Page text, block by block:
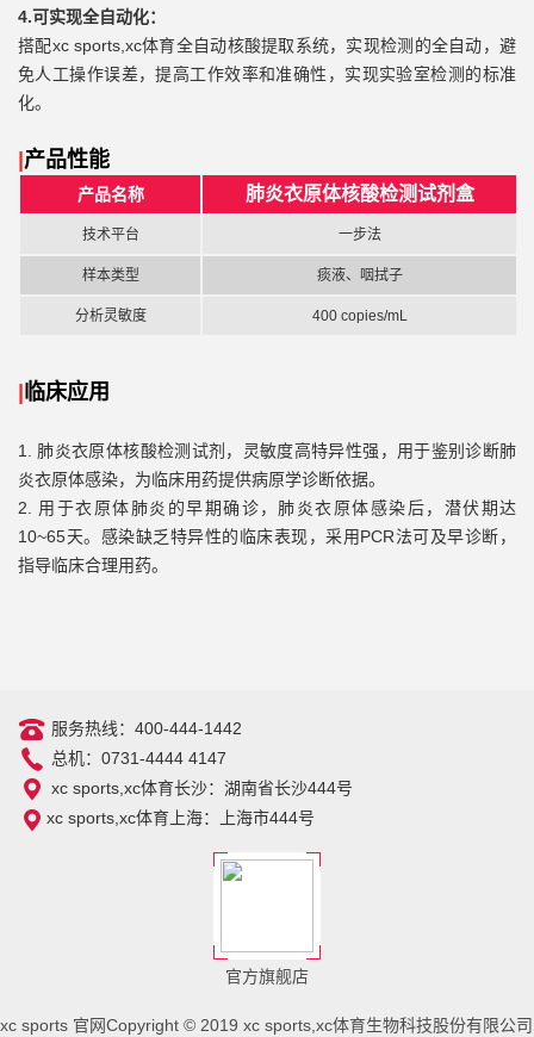
4.可实现全自动化：
搭配xc sports,xc体育全自动核酸提取系统，实现检测的全自动，避
免人工操作误差，提高工作效率和准确性，实现实验室检测的标准
化。
产品性能
产品名称 肺炎衣原体核酸检测试剂盒
技术平台 一步法
样本类型 痰液、咽拭子
分析灵敏度 400 copies/mL
临床应用
1. 肺炎衣原体核酸检测试剂，灵敏度高特异性强，用于鉴别诊断肺
炎衣原体感染，为临床用药提供病原学诊断依据。
2. 用于衣原体肺炎的早期确诊，肺炎衣原体感染后，潜伏期达
10~65天。感染缺乏特异性的临床表现，采用PCR法可及早诊断，
指导临床合理用药。
服务热线：400-444-1442
总机：0731-4444 4147
xc sports,xc体育长沙：湖南省长沙444号
xc sports,xc体育上海：上海市444号
官方旗舰店
xc sports 官网Copyright © 2019 xc sports,xc体育生物科技股份有限公司